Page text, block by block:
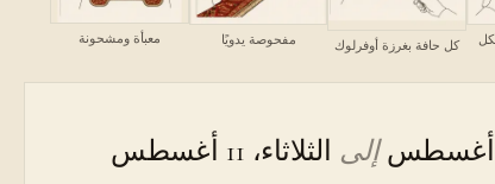
كل حافة بغرزة أوفرلوك مفحوصة يدويًا معبأة ومشحونة
إلى الثلاثاء، 11 أغسطس